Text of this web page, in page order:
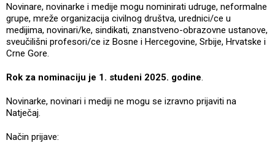
Novinare, novinarke i medije mogu nominirati udruge, neformalne
grupe, mreže organizacija civilnog društva, urednici/ce u
medijima, novinari/ke, sindikati, znanstveno-obrazovne ustanove,
sveučilišni profesori/ce iz Bosne i Hercegovine, Srbije, Hrvatske i
Crne Gore.
Rok za nominaciju je 1. studeni 2025. godine.
Novinarke, novinari i mediji ne mogu se izravno prijaviti na
Natječaj.
Način prijave: